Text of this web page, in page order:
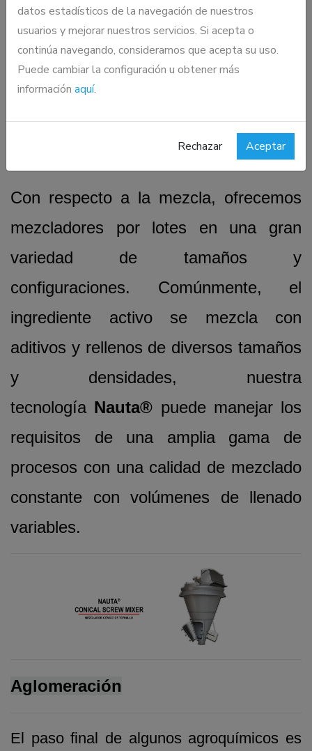
datos estadísticos de la navegación de nuestros
usuarios y mejorar nuestros servicios. Si acepta o
continúa navegando, consideramos que acepta su uso.
Puede cambiar la configuración u obtener más
información aquí.
Rechazar Aceptar
Con respecto a la mezcla, ofrecemos
mezcladores por lotes en una gran
variedad de tamaños y
configuraciones. Comúnmente, el
ingrediente activo se mezcla con
aditivos y rellenos de diversos tamaños
y densidades, nuestra
tecnología Nauta® puede manejar los
requisitos de una amplia gama de
procesos con una calidad de mezclado
constante con volúmenes de llenado
variables.
Aglomeración
El paso final de algunos agroquímicos es